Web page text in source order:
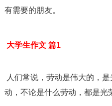
有需要的朋友。
大学生作文 篇1
动，不论是什么劳动，都是光